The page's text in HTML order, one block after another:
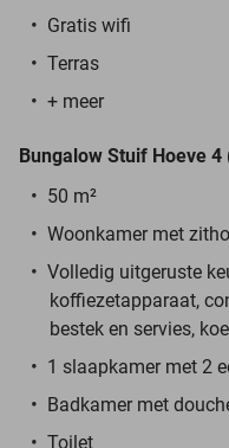
Gratis wifi
Terras
+ meer
Bungalow Stuif Hoeve 4
50 m²
Woonkamer met
Volledig uitgeruste
koffiezetapparaat,
bestek en servies,
1 slaapkamer met 2
Badkamer met
Toilet